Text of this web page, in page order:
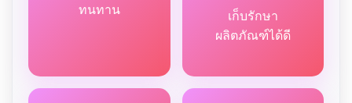
ทนทาน
เก็บรักษา
ผลิตภัณฑ์ได้ดี